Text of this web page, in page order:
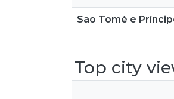
São Tomé e
Top city